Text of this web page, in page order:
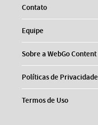
Contato
Equipe
Sobre a WebGo Content
Políticas de Privacidade
Termos de Uso